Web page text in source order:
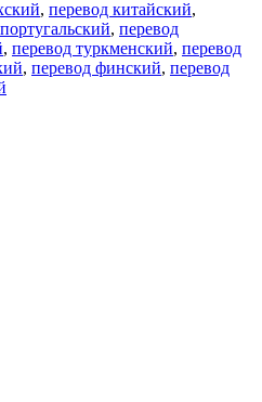
, перевод китайский,
, перевод
, перевод туркменский, перевод
, перевод финский, перевод